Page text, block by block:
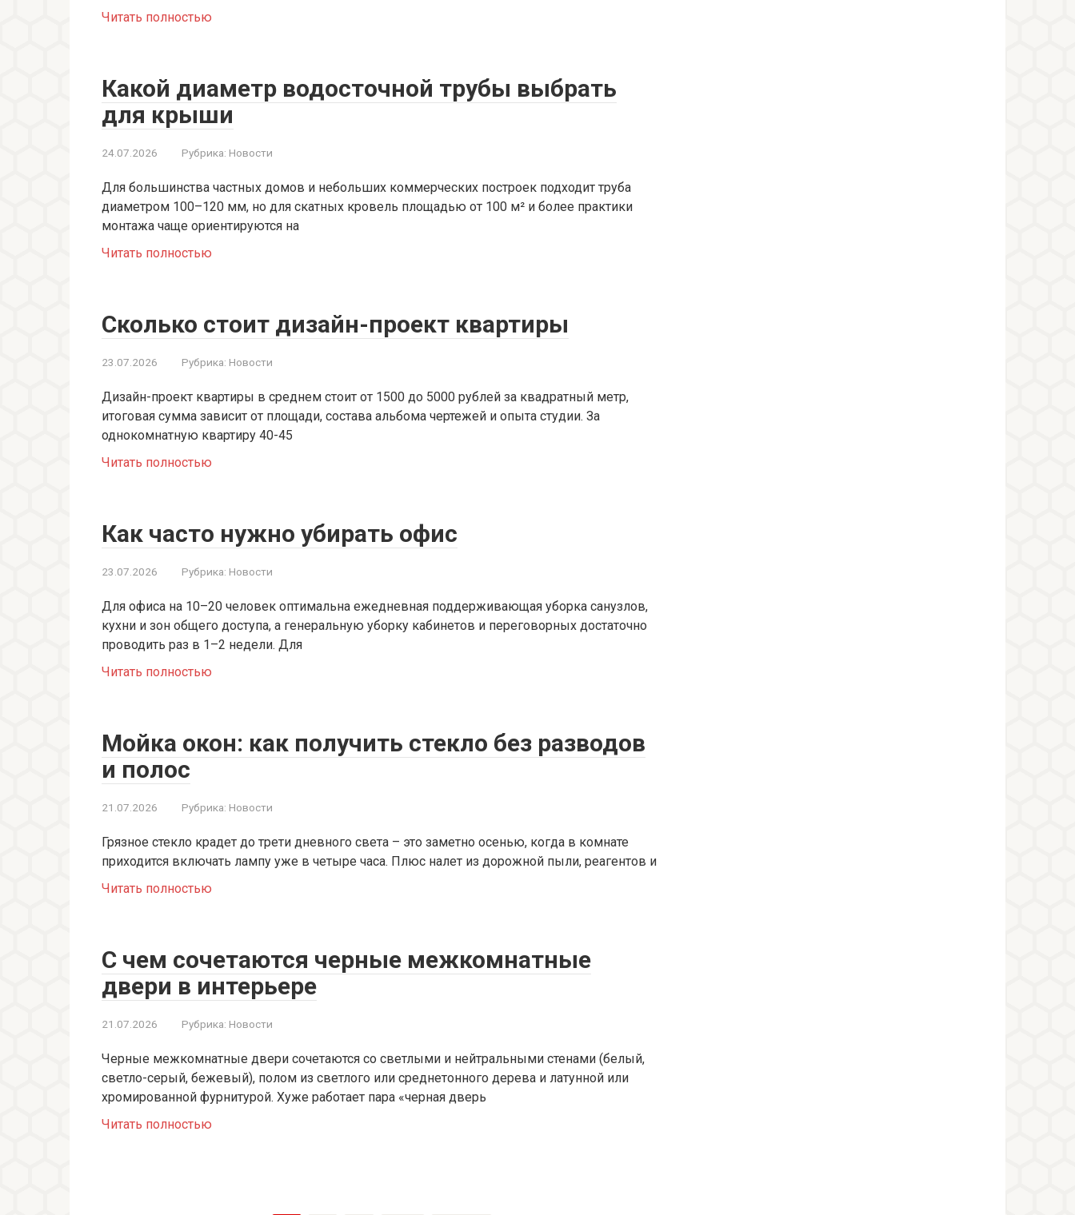
Читать полностью
Какой диаметр водосточной трубы выбрать
для крыши
24.07.2026 Рубрика: Новости
Для большинства частных домов и небольших коммерческих построек подходит труба
диаметром 100–120 мм, но для скатных кровель площадью от 100 м² и более практики
монтажа чаще ориентируются на
Читать полностью
Сколько стоит дизайн-проект квартиры
23.07.2026 Рубрика: Новости
Дизайн-проект квартиры в среднем стоит от 1500 до 5000 рублей за квадратный метр,
итоговая сумма зависит от площади, состава альбома чертежей и опыта студии. За
однокомнатную квартиру 40-45
Читать полностью
Как часто нужно убирать офис
23.07.2026 Рубрика: Новости
Для офиса на 10–20 человек оптимальна ежедневная поддерживающая уборка санузлов,
кухни и зон общего доступа, а генеральную уборку кабинетов и переговорных достаточно
проводить раз в 1–2 недели. Для
Читать полностью
Мойка окон: как получить стекло без разводов
и полос
21.07.2026 Рубрика: Новости
Грязное стекло крадет до трети дневного света – это заметно осенью, когда в комнате
приходится включать лампу уже в четыре часа. Плюс налет из дорожной пыли, реагентов и
Читать полностью
С чем сочетаются черные межкомнатные
двери в интерьере
21.07.2026 Рубрика: Новости
Черные межкомнатные двери сочетаются со светлыми и нейтральными стенами (белый,
светло-серый, бежевый), полом из светлого или среднетонного дерева и латунной или
хромированной фурнитурой. Хуже работает пара «черная дверь
Читать полностью